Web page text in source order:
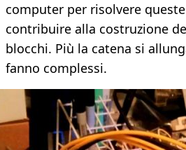
computer per risolvere
contribuire alla costruzione
blocchi. Più la catena si
fanno complessi.